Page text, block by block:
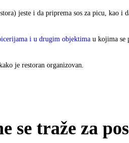
jeste i da priprema sos za picu, kao
i u drugim objektima u kojima se
je restoran organizovan.
se traže za